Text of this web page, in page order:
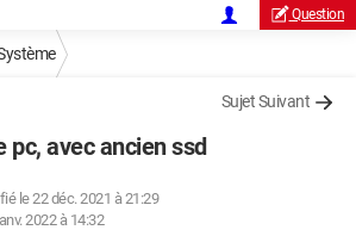
Question
Sujet Suivant
pc, avec ancien ssd
le 22 déc. 2021 à 21:29
2022 à 14:32